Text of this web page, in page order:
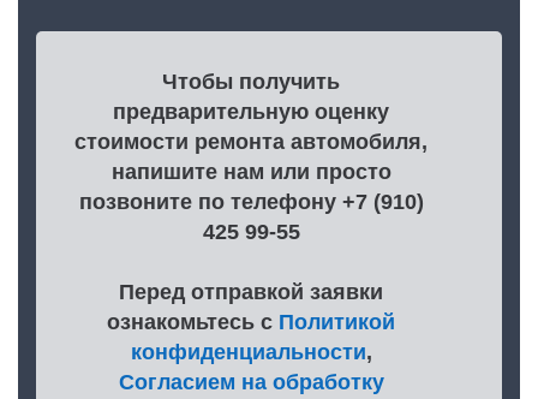
Чтобы получить
предварительную оценку
стоимости ремонта автомобиля,
напишите нам или просто
позвоните по телефону +7 (910)
425 99-55
Перед отправкой заявки
ознакомьтесь с Политикой
конфиденциальности,
Согласием на обработку